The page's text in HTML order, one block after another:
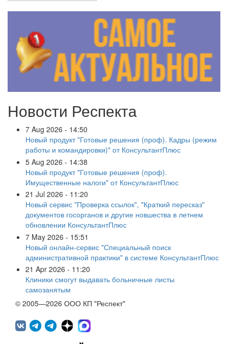
Новости Респекта
7 Aug 2026 - 14:50
Новый продукт "Готовые решения (проф). Кадры (режим
работы и командировки)" от КонсультантПлюс
5 Aug 2026 - 14:38
Новый продукт "Готовые решения (проф).
Имущественные налоги" от КонсультантПлюс
21 Jul 2026 - 11:20
Новый сервис "Проверка ссылок", "Краткий пересказ"
документов госорганов и другие новшества в летнем
обновлении КонсультантПлюс
7 May 2026 - 15:51
Новый онлайн-сервис "Специальный поиск
административной практики" в системе КонсультантПлюс
21 Apr 2026 - 11:20
Клиники смогут выдавать больничные листы
самозанятым
© 2005—2026 ООО КП "Респект"